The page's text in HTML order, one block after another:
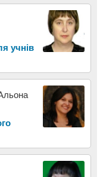
учнів